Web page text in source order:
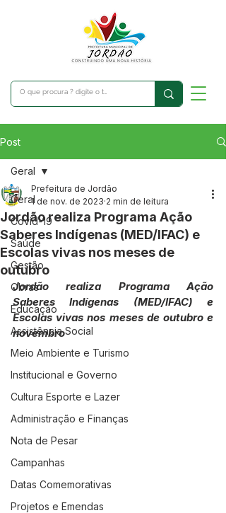
Post
Geral
Covid-19
Saúde
Gestão
Obras
Educação
Assistência Social
Meio Ambiente e Turismo
Institucional e Governo
Cultura Esporte e Lazer
Administração e Finanças
Nota de Pesar
Campanhas
Datas Comemorativas
Projetos e Emendas
Geral
Jordão realiza Programa Ação
Saberes Indígenas (MED/IFAC) e
Escolas vivas nos meses de
outubro
Prefeitura de Jordão
1 de nov. de 2023 2 min de leitura
Jordão realiza Programa Ação
Saberes Indígenas (MED/IFAC) e
Escolas vivas nos meses de outubro e
novembro